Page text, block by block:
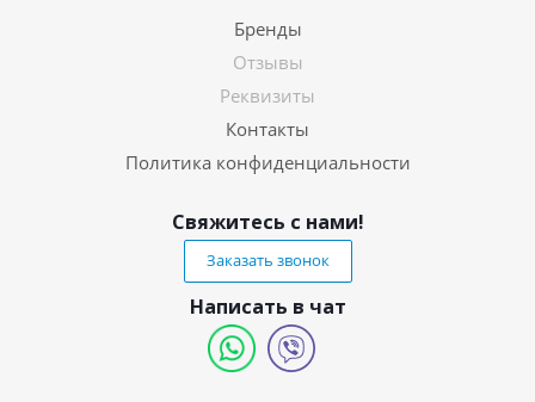
Бренды
Отзывы
Реквизиты
Контакты
Политика конфиденциальности
Свяжитесь с нами!
Заказать звонок
Написать в чат